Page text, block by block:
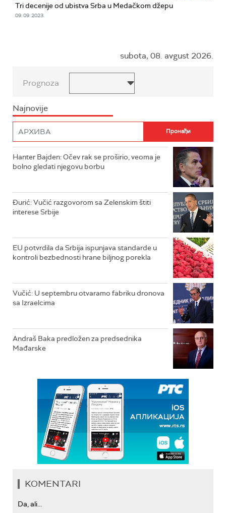
Tri decenije od ubistva Srba u Medačkom džepu
09. 09. 2023.
subota, 08. avgust 2026.
Prognoza
Najnovije
Hanter Bajden: Očev rak se proširio, veoma je
bolno gledati njegovu borbu
Đurić: Vučić razgovorom sa Zelenskim štiti
interese Srbije
EU potvrdila da Srbija ispunjava standarde u
kontroli bezbednosti hrane biljnog porekla
Vučić: U septembru otvaramo fabriku dronova
sa Izraelcima
Andraš Baka predložen za predsednika
Mađarske
KOMENTARI
Da, ali...